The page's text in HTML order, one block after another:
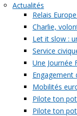
Actualités
Relais
Charlie,
Let it slow :
Service
Une Journée
Engagement
Mobilités
Pilote ton
Pilote ton